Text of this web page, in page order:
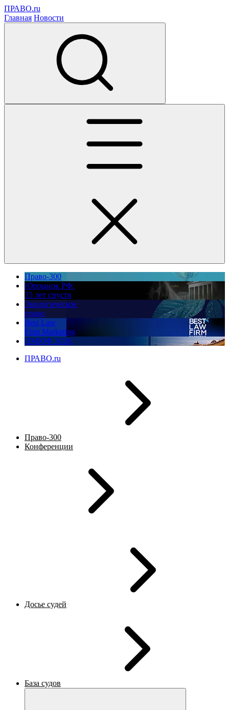
ПРАВО.ru
Главная Новости
Право-300
Юррынок РФ:
35 лет спустя
Экологическое
право
Best Law
Firm Marketing
ПМЮФ 2026
ПРАВО.ru
Право-300
Конференции
Досье судей
База судов